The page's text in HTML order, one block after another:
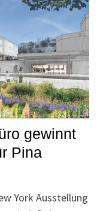
gewinnt
Pina
York Ausstellung